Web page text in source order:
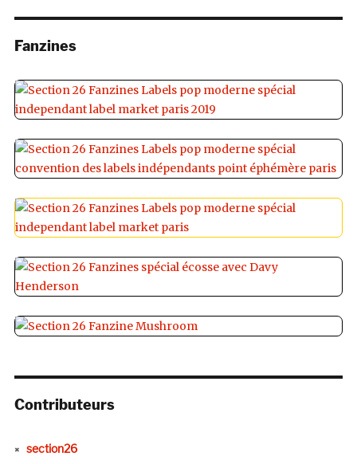
Fanzines
Contributeurs
section26